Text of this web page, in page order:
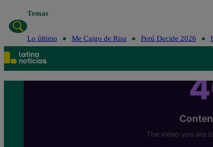
Temas
Lo último Me Caigo de Risa Perú Decide 2026